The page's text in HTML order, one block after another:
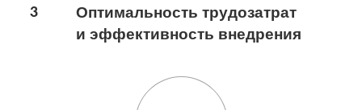
3
Оптимальность трудозатрат
и эффективность внедрения